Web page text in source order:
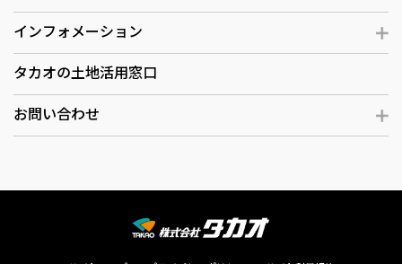
インフォメーション
タカオの土地活用窓口
お問い合わせ